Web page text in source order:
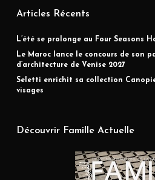
Articles Récents
L’été se prolonge au Four Seasons
Le Maroc lance le concours de son
d’architecture de Venise 2027
Seletti enrichit sa collection
visages
Découvrir Famille Actuelle